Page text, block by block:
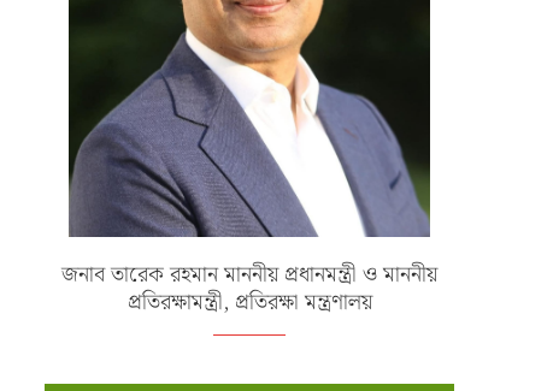
জনাব তারেক রহমান মাননীয় প্রধানমন্ত্রী ও মাননীয়
প্রতিরক্ষামন্ত্রী, প্রতিরক্ষা মন্ত্রণালয়